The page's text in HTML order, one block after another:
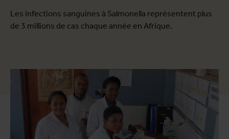
Les infections sanguines à Salmonella représentent plus
de 3 millions de cas chaque année en Afrique.